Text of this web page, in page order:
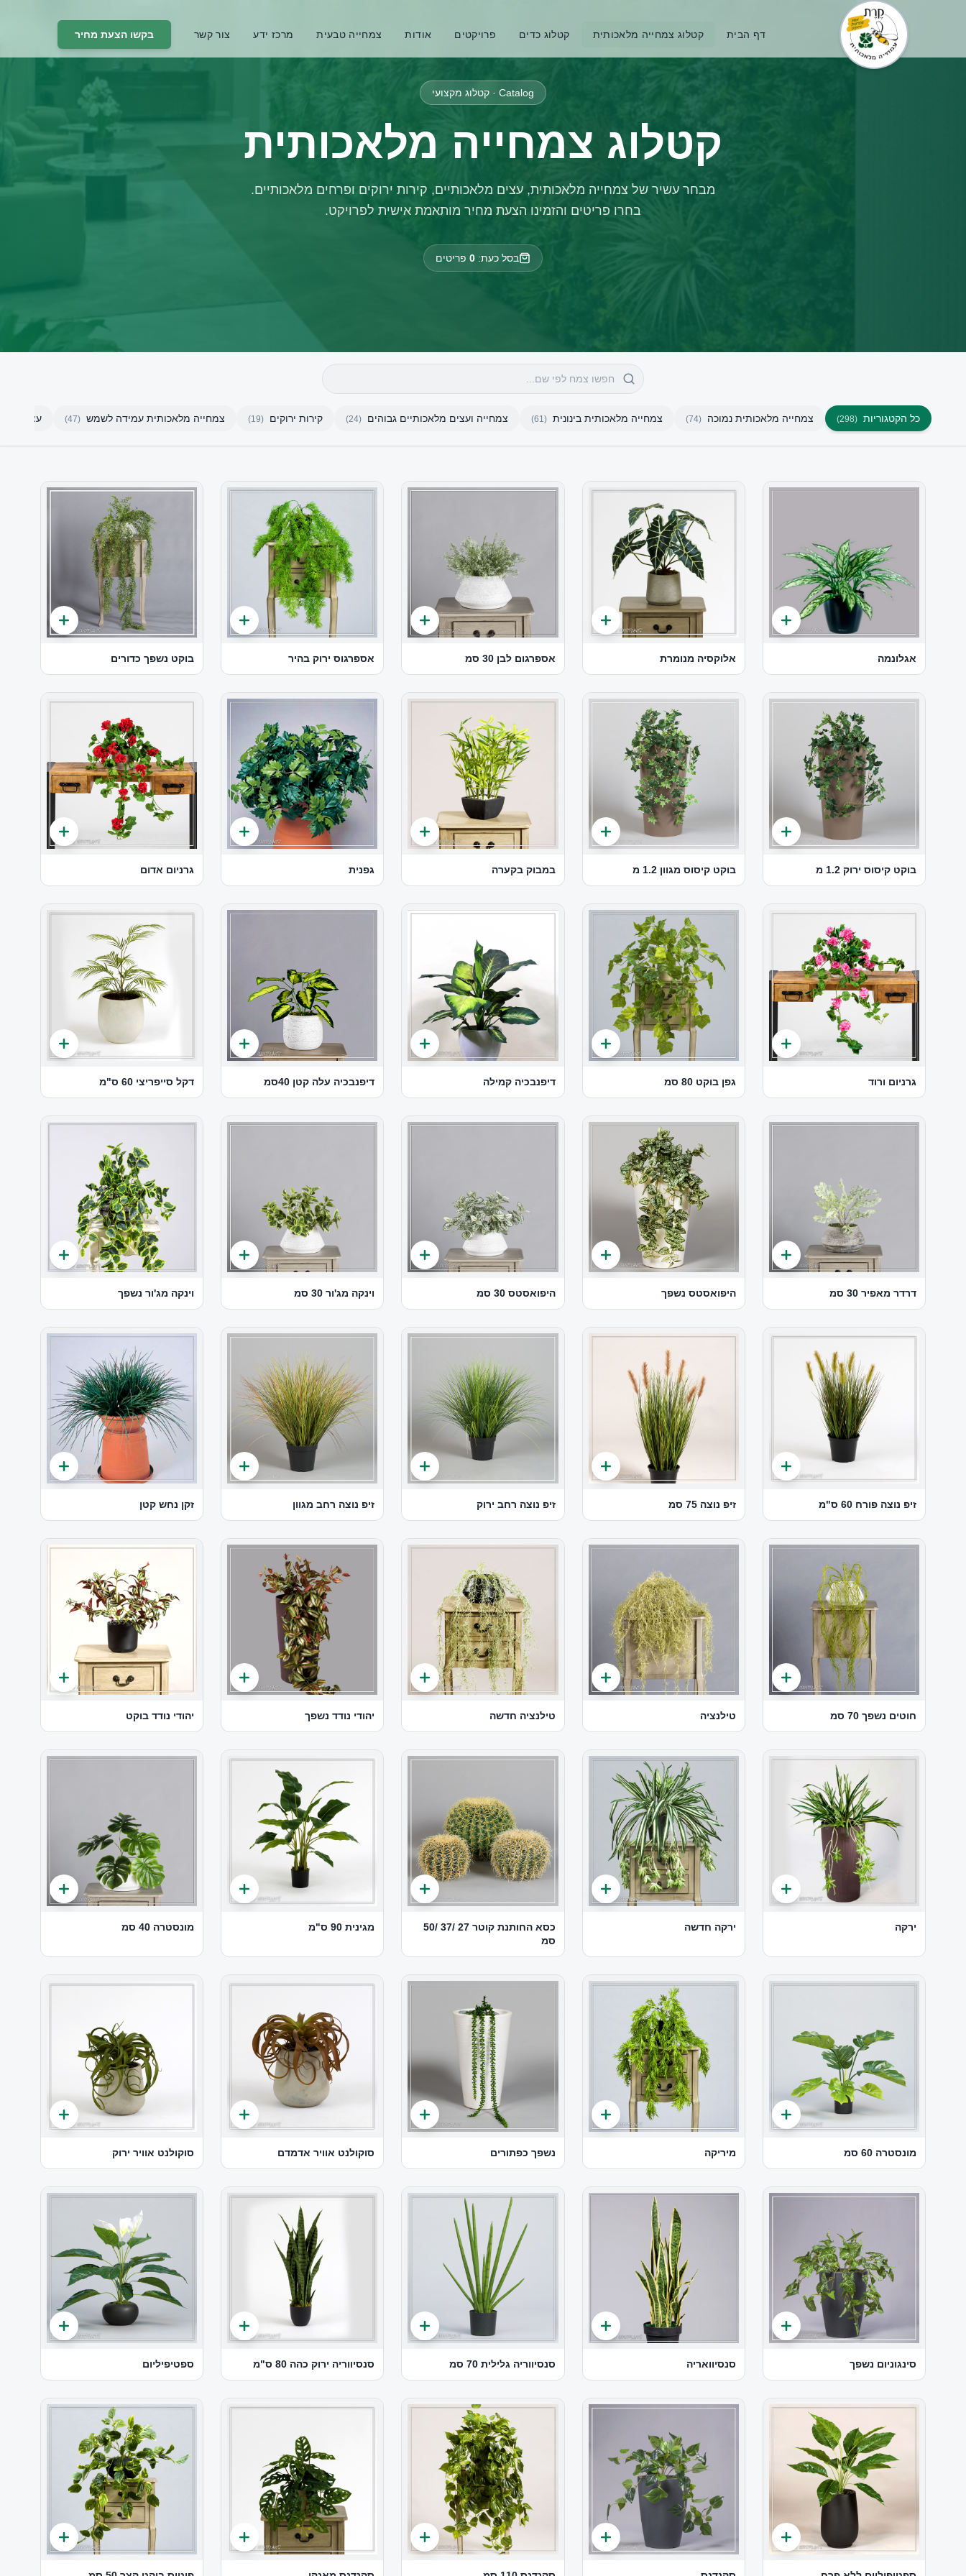
דף הבית קטלוג צמחייה מלאכותית קטלוג כדים פרויקטים אודות צמחייה טבעית מרכז ידע צור קשר בקשו הצעת מחיר
Catalog · קטלוג מקצועי
קטלוג צמחייה מלאכותית
מבחר עשיר של צמחייה מלאכותית, עצים מלאכותיים, קירות ירוקים ופרחים מלאכותיים.
בחרו פריטים והזמינו הצעת מחיר מותאמת אישית לפרויקט.
בסל כעת: 0 פריטים
כל הקטגוריות (
298
) צמחייה מלאכותית נמוכה (
74
) צמחייה מלאכותית בינונית (
61
) צמחייה ועצים מלאכותיים גבוהים (
24
) קירות ירוקים (
19
) צמחייה מלאכותית עמידה לשמש (
47
) עצים
אגלונמה אלוקסיה מנומרת אספרגום לבן 30 סמ אספרגוס ירוק בהיר בוקט נשפך כדורים
בוקט קיסוס ירוק 1.2 מ בוקט קיסוס מגוון 1.2 מ במבוק בקערה גפנית גרניום אדום
גרניום ורוד גפן בוקט 80 סמ דיפנבכיה קמילה דיפנבכיה עלה קטן 40סמ דקל סייפריצי 60 ס"מ
דרדר מאפיר 30 סמ היפואסטס נשפך היפואסטס 30 סמ וינקה מג'ור 30 סמ וינקה מג'ור נשפך
זיפ נוצה פורח 60 ס"מ זיפ נוצה 75 סמ זיפ נוצה רחב ירוק זיפ נוצה רחב מגוון זקן נחש קטן
חוטים נשפך 70 סמ טילנציה טילנציה חדשה יהודי נודד נשפך יהודי נודד בוקט
ירקה ירקה חדשה
כסא החותנת קוטר 27 /37 /50
סמ
מגינית 90 ס"מ מונסטרה 40 סמ
מונסטרה 60 סמ מיריקה נשפך כפתורים סוקולנט אוויר אדמדם סוקולנט אוויר ירוק
סינגוניום נשפך סנסיוואריה סנסיווריה גלילית 70 סמ סנסיווריה ירוק כהה 80 ס"מ ספטיפיליום